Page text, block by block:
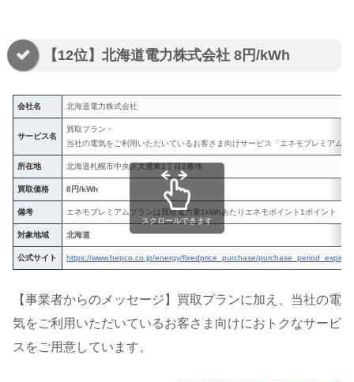
【12位】北海道電力株式会社 8円/kWh
会社名 北海道電力株式会社
サービス名
買取プラン・
当社の電気をご利用いただいているお客さま向けサービス「エネモプレミアムプ
所在地 北海道札幌市中央区大通東1丁目2番地
買取価格 8円/kWh
備考 エネモプレミアムプランは買取電力量1kWhあたりエネモポイント1ポイント（1
対象地域 北海道
公式サイト https://www.hepco.co.jp/energy/fixedprice_purchase/
スクロールできます
【事業者からのメッセージ】買取プランに加え、当社の電
気をご利用いただいているお客さま向けにおトクなサービ
スをご用意しています。